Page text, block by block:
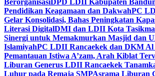
BerorganisasiDPD LDII Kabupaten
Pendidikan Keagamaan dan DakwahPC
Gelar Konsolidasi, Bahas Peningkatan
Literasi DigitalDMI dan LDII Kota
Sinergi untuk Memakmurkan Masjid dan
IslamiyahPC LDII Rancaekek dan DKM Al
Pemantauan Istiwa A’zam, Arah Kiblat
Liburan Generus LDII Rancaekek
Luhur pada Remaja SMPAsrama Liburan